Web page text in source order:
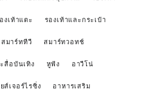
งเท้าแตะ รองเท้าและกระเป๋า
สมาร์ททีวี สมาร์ทวอทช์
สื่อบันเทิง หูฟัง อาวีโน่
เจอร์ไรซิ่ง อาหารเสริม